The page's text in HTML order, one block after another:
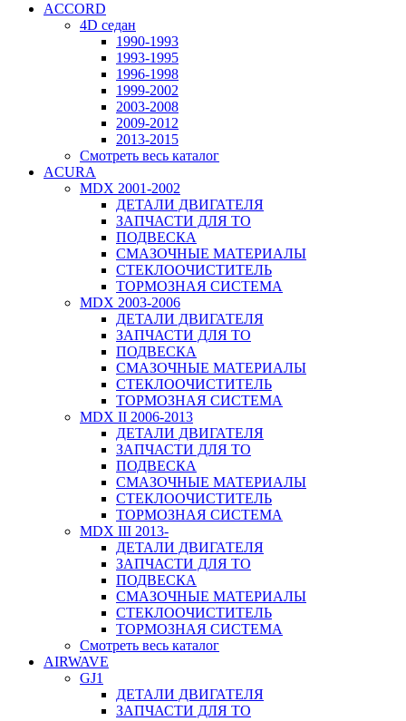
ACCORD
4D седан
1990-1993
1993-1995
1996-1998
1999-2002
2003-2008
2009-2012
2013-2015
Смотреть весь каталог
ACURA
MDX 2001-2002
ДЕТАЛИ ДВИГАТЕЛЯ
ЗАПЧАСТИ ДЛЯ ТО
ПОДВЕСКА
СМАЗОЧНЫЕ МАТЕРИАЛЫ
СТЕКЛООЧИСТИТЕЛЬ
ТОРМОЗНАЯ СИСТЕМА
MDX 2003-2006
ДЕТАЛИ ДВИГАТЕЛЯ
ЗАПЧАСТИ ДЛЯ ТО
ПОДВЕСКА
СМАЗОЧНЫЕ МАТЕРИАЛЫ
СТЕКЛООЧИСТИТЕЛЬ
ТОРМОЗНАЯ СИСТЕМА
MDX II 2006-2013
ДЕТАЛИ ДВИГАТЕЛЯ
ЗАПЧАСТИ ДЛЯ ТО
ПОДВЕСКА
СМАЗОЧНЫЕ МАТЕРИАЛЫ
СТЕКЛООЧИСТИТЕЛЬ
ТОРМОЗНАЯ СИСТЕМА
MDX III 2013-
ДЕТАЛИ ДВИГАТЕЛЯ
ЗАПЧАСТИ ДЛЯ ТО
ПОДВЕСКА
СМАЗОЧНЫЕ МАТЕРИАЛЫ
СТЕКЛООЧИСТИТЕЛЬ
ТОРМОЗНАЯ СИСТЕМА
Смотреть весь каталог
AIRWAVE
GJ1
ДЕТАЛИ ДВИГАТЕЛЯ
ЗАПЧАСТИ ДЛЯ ТО